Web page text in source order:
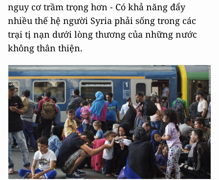
nguy cơ trầm trọng hơn - Có khả năng đẩy
nhiều thế hệ người Syria phải sống trong các
trại tị nạn dưới lòng thương của những nước
không thân thiện.